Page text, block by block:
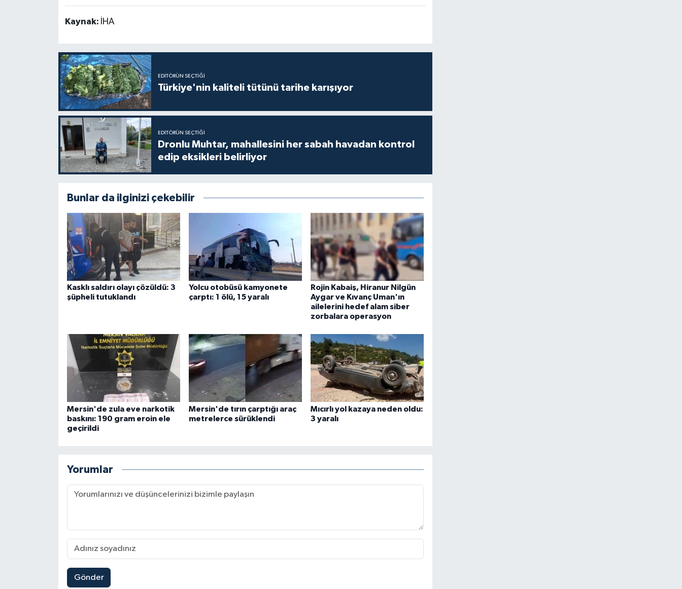
Kaynak: İHA
EDITÖRÜN SEÇTIĞI
Türkiye'nin kaliteli tütünü tarihe karışıyor
EDITÖRÜN SEÇTIĞI
Dronlu Muhtar, mahallesini her sabah havadan kontrol
edip eksikleri belirliyor
Bunlar da ilginizi çekebilir
Kasklı saldırı olayı çözüldü: 3
şüpheli tutuklandı
Yolcu otobüsü kamyonete
çarptı: 1 ölü, 15 yaralı
Rojin Kabaiş, Hiranur Nilgün
Aygar ve Kıvanç Uman'ın
ailelerini hedef alam siber
zorbalara operasyon
Mersin'de zula eve narkotik
baskını: 190 gram eroin ele
geçirildi
Mersin'de tırın çarptığı araç
metrelerce sürüklendi
Mıcırlı yol kazaya neden oldu:
3 yaralı
Yorumlar
Gönder